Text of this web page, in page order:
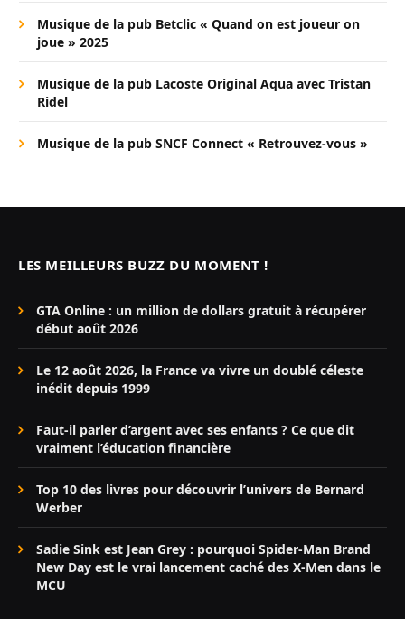
Musique de la pub Betclic « Quand on est joueur on
joue » 2025
Musique de la pub Lacoste Original Aqua avec Tristan
Ridel
Musique de la pub SNCF Connect « Retrouvez-vous »
LES MEILLEURS BUZZ DU MOMENT !
GTA Online : un million de dollars gratuit à récupérer
début août 2026
Le 12 août 2026, la France va vivre un doublé céleste
inédit depuis 1999
Faut-il parler d’argent avec ses enfants ? Ce que dit
vraiment l’éducation financière
Top 10 des livres pour découvrir l’univers de Bernard
Werber
Sadie Sink est Jean Grey : pourquoi Spider-Man Brand
New Day est le vrai lancement caché des X-Men dans le
MCU